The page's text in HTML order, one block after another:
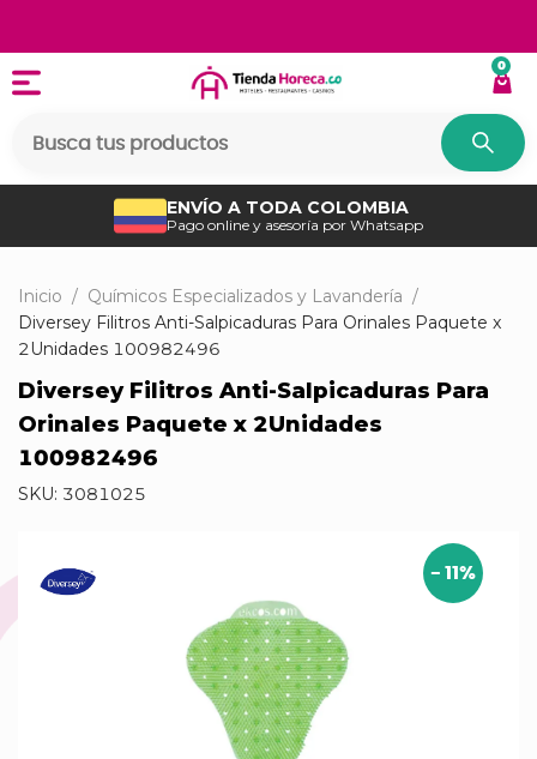
0
ENVÍO A TODA COLOMBIA
Pago online y asesoría por Whatsapp
Inicio / Químicos Especializados y Lavandería /
Diversey Filitros Anti-Salpicaduras Para Orinales Paquete x
2Unidades 100982496
Diversey Filitros Anti-Salpicaduras Para
Orinales Paquete x 2Unidades
100982496
SKU: 3081025
- 11%